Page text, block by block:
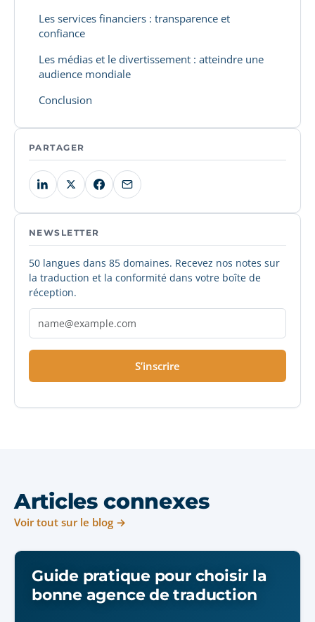
Les services financiers : transparence et
confiance
Les médias et le divertissement : atteindre une
audience mondiale
Conclusion
PARTAGER
NEWSLETTER
50 langues dans 85 domaines. Recevez nos notes sur
la traduction et la conformité dans votre boîte de
réception.
S’inscrire
Articles connexes
Voir tout sur le blog →
Guide pratique pour choisir la
bonne agence de traduction